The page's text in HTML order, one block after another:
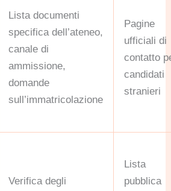
Lista documenti
specifica dell’ateneo,
canale di
ammissione,
domande
sull’immatricolazione
Pagine
ufficiali di
contatto
candidati
stranieri
Verifica degli
Lista
pubblica